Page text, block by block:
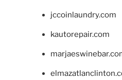
jccoinlaundry.com
kautorepair.com